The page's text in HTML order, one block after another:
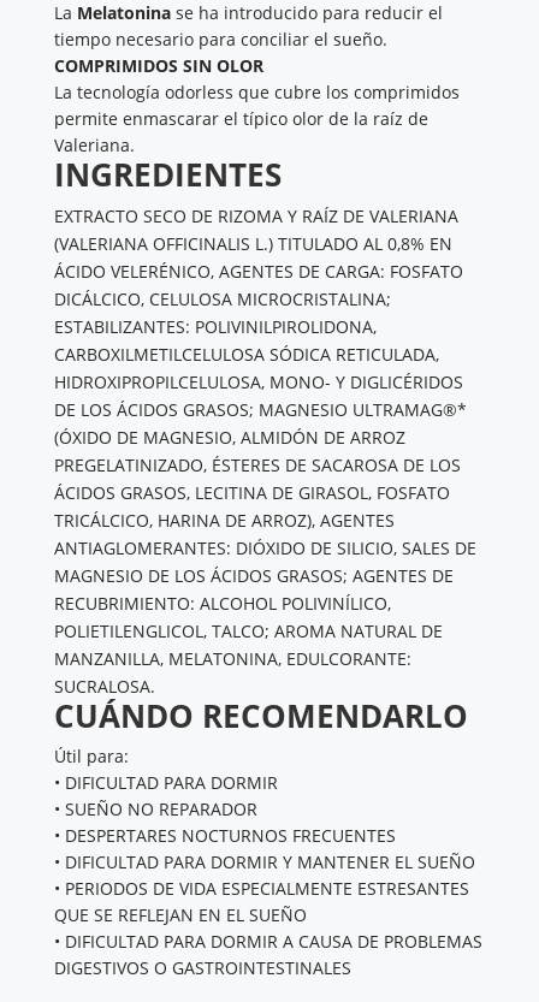
La Melatonina se ha introducido para reducir el
tiempo necesario para conciliar el sueño.
COMPRIMIDOS SIN OLOR
La tecnología odorless que cubre los comprimidos
permite enmascarar el típico olor de la raíz de
Valeriana.
INGREDIENTES
​EXTRACTO SECO DE RIZOMA Y RAÍZ DE VALERIANA
(VALERIANA OFFICINALIS L.) TITULADO AL 0,8% EN
ÁCIDO VELERÉNICO, AGENTES DE CARGA: FOSFATO
DICÁLCICO, CELULOSA MICROCRISTALINA;
ESTABILIZANTES: POLIVINILPIROLIDONA,
CARBOXILMETILCELULOSA SÓDICA RETICULADA,
HIDROXIPROPILCELULOSA, MONO- Y DIGLICÉRIDOS
DE LOS ÁCIDOS GRASOS; MAGNESIO ULTRAMAG®*
(ÓXIDO DE MAGNESIO, ALMIDÓN DE ARROZ
PREGELATINIZADO, ÉSTERES DE SACAROSA DE LOS
ÁCIDOS GRASOS, LECITINA DE GIRASOL, FOSFATO
TRICÁLCICO, HARINA DE ARROZ), AGENTES
ANTIAGLOMERANTES: DIÓXIDO DE SILICIO, SALES DE
MAGNESIO DE LOS ÁCIDOS GRASOS; AGENTES DE
RECUBRIMIENTO: ALCOHOL POLIVINÍLICO,
POLIETILENGLICOL, TALCO; AROMA NATURAL DE
MANZANILLA, MELATONINA, EDULCORANTE:
SUCRALOSA.
CUÁNDO RECOMENDARLO
Útil para:
• DIFICULTAD PARA DORMIR
• SUEÑO NO REPARADOR
• DESPERTARES NOCTURNOS FRECUENTES
• DIFICULTAD PARA DORMIR Y MANTENER EL SUEÑO
• PERIODOS DE VIDA ESPECIALMENTE ESTRESANTES
QUE SE REFLEJAN EN EL SUEÑO
• DIFICULTAD PARA DORMIR A CAUSA DE PROBLEMAS
DIGESTIVOS O GASTROINTESTINALES